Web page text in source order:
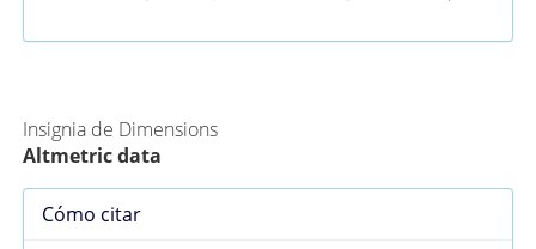
Insignia de Dimensions
Altmetric data
Detalles
Cómo citar